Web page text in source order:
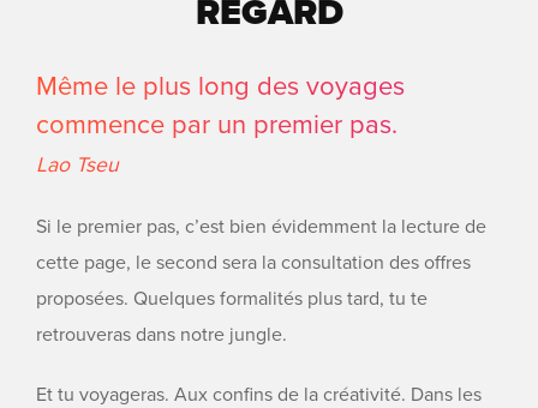
REGARD
Même le plus long des voyages
commence par un premier pas.
Lao Tseu
Si le premier pas, c’est bien évidemment la lecture de
cette page, le second sera la consultation des offres
proposées. Quelques formalités plus tard, tu te
retrouveras dans notre jungle.
Et tu voyageras. Aux confins de la créativité. Dans les